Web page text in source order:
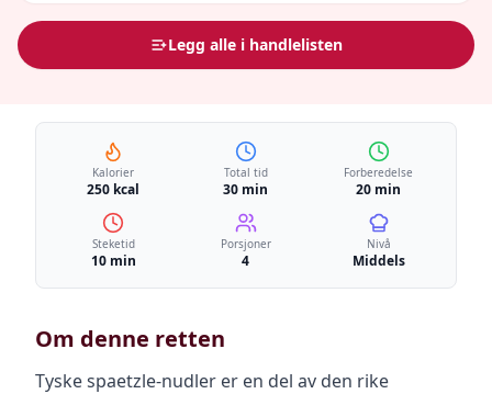
Legg alle i handlelisten
Kalorier
250 kcal
Total tid
30 min
Forberedelse
20 min
Steketid
10 min
Porsjoner
4
Nivå
Middels
Om denne retten
Tyske spaetzle-nudler er en del av den rike